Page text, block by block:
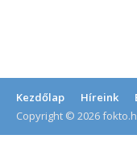
Kezdőlap Híreink
Copyright © 2026